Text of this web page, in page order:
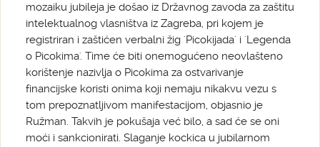
mozaiku jubileja je došao iz Državnog zavoda za zaštitu
intelektualnog vlasništva iz Zagreba, pri kojem je
registriran i zaštićen verbalni žig 'Picokijada' i 'Legenda
o Picokima'. Time će biti onemogućeno neovlašteno
korištenje nazivlja o Picokima za ostvarivanje
financijske koristi onima koji nemaju nikakvu vezu s
tom prepoznatljivom manifestacijom, objasnio je
Ružman. Takvih je pokušaja već bilo, a sad će se oni
moći i sankcionirati. Slaganje kockica u jubilarnom